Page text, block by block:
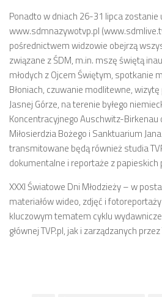
Ponadto w dniach 26-31 lipca zostanie
www.sdmnazywotvp.pl
pośrednictwem widzowie obejrzą
związane z ŚDM, m.in. mszę świętą
młodych z Ojcem Świętym, spotkanie
Błoniach, czuwanie modlitewne,
Jasnej Górze, na terenie byłego
Koncentracyjnego Auschwitz-
Miłosierdzia Bożego i Sanktuarium
transmitowane będą również studia
dokumentalne i reportaże z papieskich
XXXI Światowe Dni Młodzieży – w
materiałów wideo, zdjęć i
kluczowym tematem cyklu
głównej TVP.pl, jak i zarządzanych